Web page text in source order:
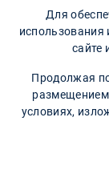
время оценки.
пациента. В
занятия и
могли лучше
своему
Для
использования
сайте
Продолжая
условиях,